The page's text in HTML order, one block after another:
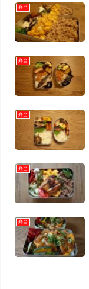
弁当
弁当
弁当
弁当
弁当